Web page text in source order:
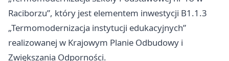
Raciborzu”, który jest elementem inwestycji B1.1.3
„Termomodernizacja instytucji edukacyjnych”
realizowanej w Krajowym Planie Odbudowy i
Zwiększania Odporności.